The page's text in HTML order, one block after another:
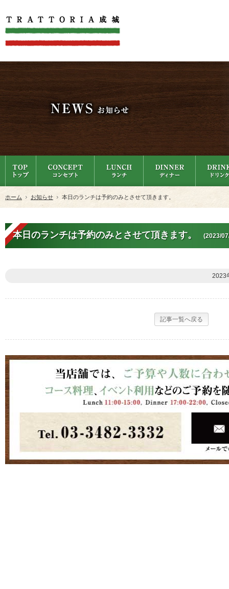
ホーム お知らせ 本日のランチは予約のみとさせて頂きます。
本日のランチは予約のみとさせて頂きます。 (2023/
2023
記事一覧へ戻る